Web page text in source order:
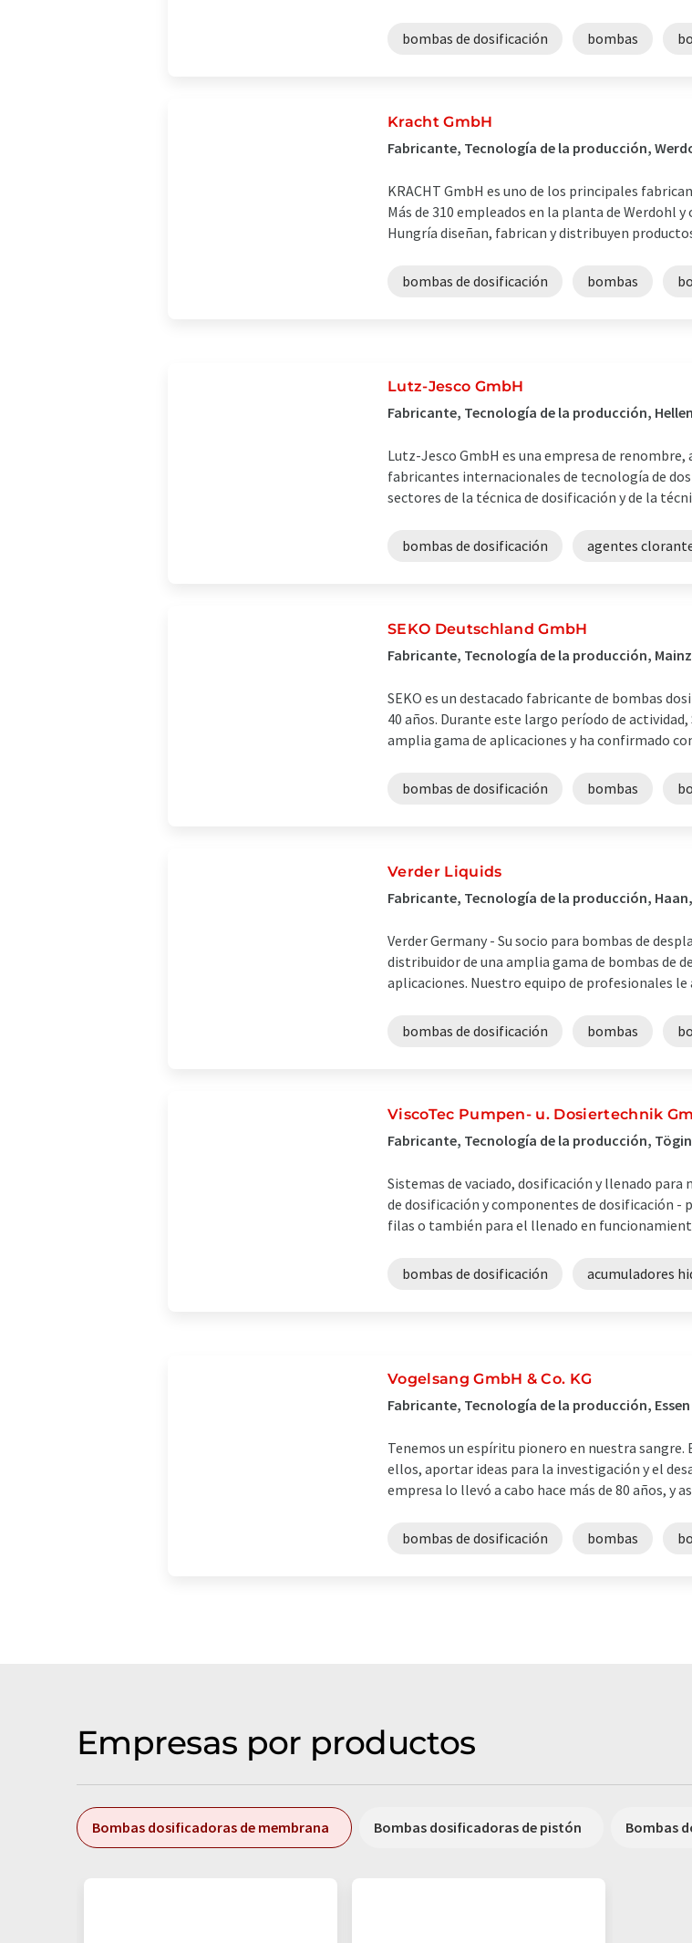
bombas de dosificación bombas
Kracht GmbH
Fabricante, Tecnología de la producción,
KRACHT GmbH es uno de los principales
Más de 310 empleados en la planta de Werdohl
Hungría diseñan, fabrican y distribuyen
bombas de dosificación bombas
Lutz-Jesco GmbH
Fabricante, Tecnología de la producción,
Lutz-Jesco GmbH es una empresa de
fabricantes internacionales de tecnología de
sectores de la técnica de dosificación y de la
bombas de dosificación agentes
SEKO Deutschland GmbH
Fabricante, Tecnología de la producción,
SEKO es un destacado fabricante de bombas
40 años. Durante este largo período de
amplia gama de aplicaciones y ha confirmado
bombas de dosificación bombas
Verder Liquids
Fabricante, Tecnología de la producción,
Verder Germany - Su socio para bombas de
distribuidor de una amplia gama de bombas de
aplicaciones. Nuestro equipo de profesionales le
bombas de dosificación bombas
ViscoTec Pumpen- u. Dosiertechnik
Fabricante, Tecnología de la producción,
Sistemas de vaciado, dosificación y llenado para
de dosificación y componentes de dosificación -
filas o también para el llenado en
bombas de dosificación acumuladores
Vogelsang GmbH & Co. KG
Fabricante, Tecnología de la producción,
Tenemos un espíritu pionero en nuestra
ellos, aportar ideas para la investigación y el
empresa lo llevó a cabo hace más de 80 años, y
bombas de dosificación bombas
Empresas por productos
Bombas dosificadoras de membrana Bombas dosificadoras de pistón Bombas